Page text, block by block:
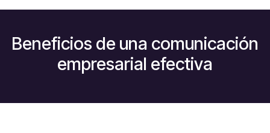
Beneficios de una comunicación
empresarial efectiva